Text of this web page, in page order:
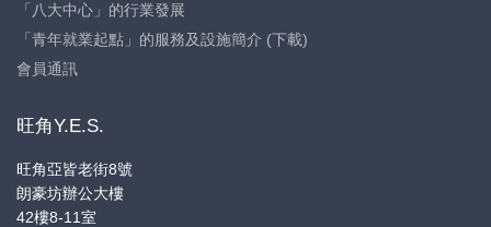
「八大中心」的行業發展
「青年就業起點」的服務及設施簡介 (下載)
會員通訊
旺角Y.E.S.
旺角亞皆老街8號
朗豪坊辦公大樓
42樓8-11室